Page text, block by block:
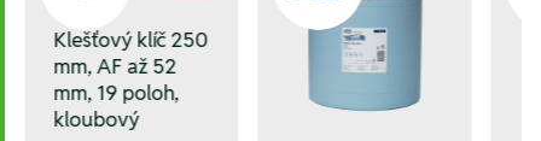
Klešťový klíč 250
mm, AF až 52
mm, 19 poloh,
kloubový